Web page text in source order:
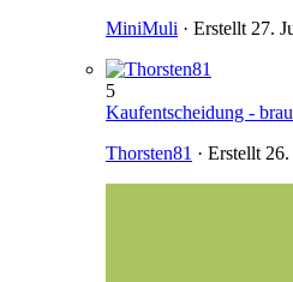
MiniMuli · Erstellt 27.
5
Kaufentscheidung -
Thorsten81 · Erstellt